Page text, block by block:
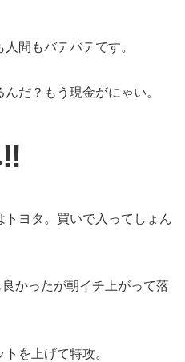
間もバテバテです。
だ？もう現金がにゃい。
ヨタ。買いで入ってしょん
かったが朝イチ上がって落
を上げて特攻。